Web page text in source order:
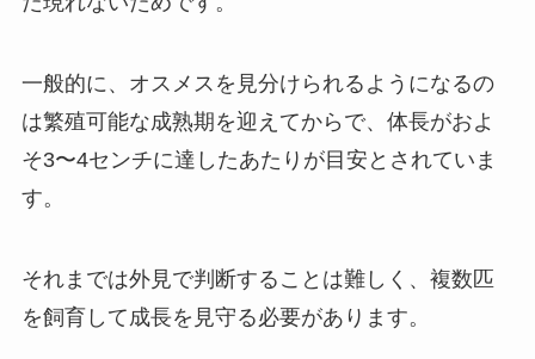
一般的に、オスメスを見分けられるようになるの
は繁殖可能な成熟期を迎えてからで、体長がおよ
そ3〜4センチに達したあたりが目安とされていま
す。
それまでは外見で判断することは難しく、複数匹
を飼育して成長を見守る必要があります。